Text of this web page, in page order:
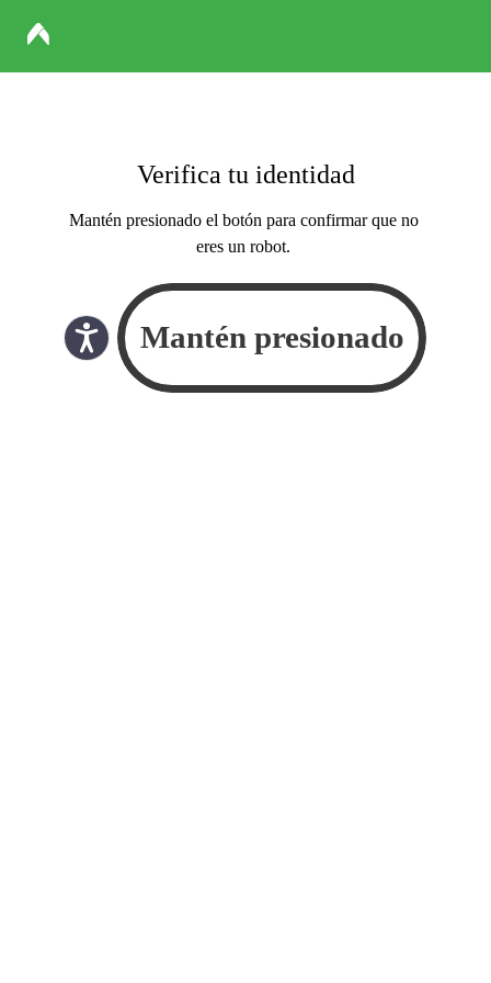
Verifica tu identidad
Mantén presionado el botón para confirmar que no
eres un robot.